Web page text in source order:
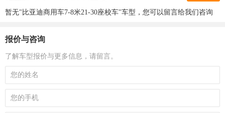
暂无"比亚迪商用车7-8米21-30座校车"车型，您可以留言给我们咨询
报价与咨询
了解车型报价与更多信息，请留言。